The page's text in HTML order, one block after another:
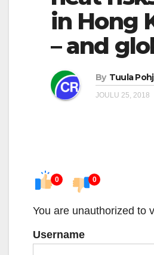
in Hong
– and
By Tuula
JOULU 25, 2018
0 0
You are unauthorized to
Username